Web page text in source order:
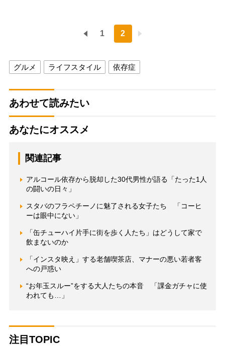
1 2
グルメ ライフスタイル 依存症
あわせて読みたい
あなたにオススメ
関連記事
アルコール依存から脱却した30代男性が語る「たった1人
の闘いの日々」
スタバのフラペチーノに魅了される女子たち 「コーヒ
ーは眼中にない」
「缶チューハイ片手に街を歩く人たち」はどうして家で
飲まないのか
「インスタ映え」する老舗喫茶店、マナーの悪い若者客
への戸惑い
“お年玉スルー”をする大人たちの本音 「課金ガチャに使
われても…」
注目TOPIC